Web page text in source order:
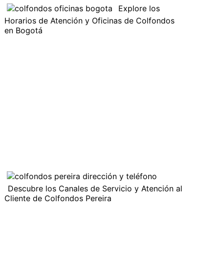
Explore los
Horarios de Atención y Oficinas de Colfondos
en Bogotá
Descubre los Canales de Servicio y Atención al
Cliente de Colfondos Pereira